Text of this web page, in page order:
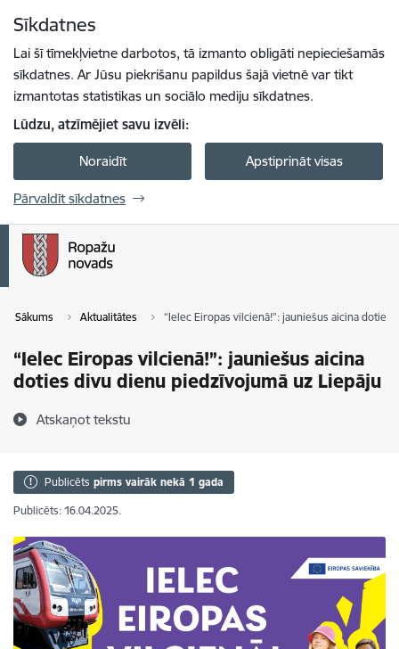
Sīkdatnes
Lai šī tīmekļvietne darbotos, tā izmanto obligāti nepieciešamās
sīkdatnes. Ar Jūsu piekrišanu papildus šajā vietnē var tikt
izmantotas statistikas un sociālo mediju sīkdatnes.
Lūdzu, atzīmējiet savu izvēli:
Noraidīt Apstiprināt visas
Pārvaldīt sīkdatnes
Sākums Aktualitātes “Ielec Eiropas vilcienā!”: jauniešus aicina
“Ielec Eiropas vilcienā!”: jauniešus aicina
doties divu dienu piedzīvojumā uz Liepāju
Atskaņot tekstu
Publicēts pirms vairāk nekā 1 gada
Publicēts: 16.04.2025.